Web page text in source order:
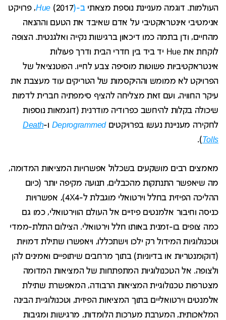
העולמות. דוגמה מעניינת נוספת מצאתיב-( Hue(2017, פרויקט
אנימטיבי אינטראקטיבי על אדם שאיבד את הטעם וההנאה
מהחיים, ודן בתמה כמו דיכאון ברגישות נקייה ואלגנטית. הצופה
לוקחת את Hue יד ביד בין חדרי הבית ודרך פעולות
אינטראקטיביות פשוטות מוסיפה צבע לחייו. הפוטנציאל של
הפרויקט לא ממומש וההיקסמות של הטריקים עוד מעצבת את
עיקר החוויה, ועם זאת מצליחה להציף סימפתיה חברית לדמות
שיכולה בקלות להיחשב כפרודיה מודרנית (דוגמאות נוספות
לחקירה מעניינת נעשו בפרויקטים Deprogrammed ו-Death
Tolls
).
מאמצים רבים מושקעים בשכלול אפשרויות המציאות המדומה,
מה שיאפשר התנתקות מהכבלים, תנועה מקיפה יותר (כיום
ההליכה הפיזית בחלל וירטואלי מוגבלת ל-4X4), אפשרויות
כניסה וחיבור אלמנטים פיזיים אל העולם הווירטואלי, כמו גם
כמה צופים בו-זמנית באותו חלל וירטואלי. הצילום התלת-ממדי
וטכנולוגיות המידול רק ילכו וישתכללו, ויאפשרו שתילת דמויות
(דוקומנטריות או בדיוניות) בתוך מרחבים שיתופיים ואמינים להן
ולצופה. אל הטכנולוגיות המתפתחות של המציאות המדומה
מצטרפות טכנולוגיית המציאות הרבודה, המאפשרת שתילת
אלמנטים וירטואליים בתוך המציאות הפיזית, וטכנולוגיית הבינה
המלאכותית, המערבת מערכות הלומדות, מרגישות ומגיבות